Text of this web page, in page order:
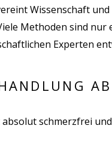
Wissenschaft
Methoden sind nur
Experten
AB
schmerzfrei